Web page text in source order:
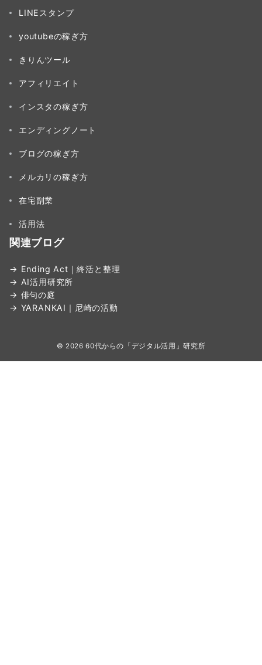
LINEスタンプ
youtubeの稼ぎ方
きりんツール
アフィリエイト
インスタの稼ぎ方
エンディングノート
ブログの稼ぎ方
メルカリの稼ぎ方
在宅副業
活用法
関連ブログ
→ Ending Act｜終活と整理
→ AI活用研究所
→ 俳句の庭
→ YARANKAI｜尼崎の活動
© 202660代からの「デジタル活用」研究所